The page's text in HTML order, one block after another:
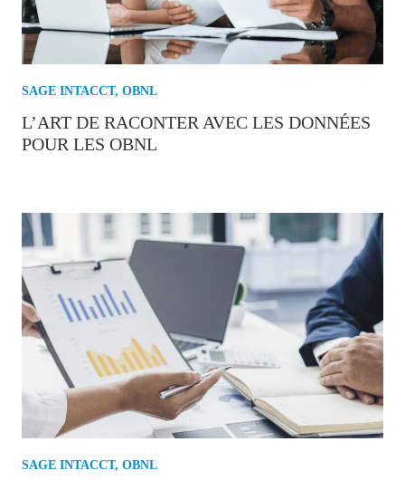
SAGE INTACCT, OBNL
L’ART DE RACONTER AVEC LES DONNÉES
POUR LES OBNL
SAGE INTACCT, OBNL